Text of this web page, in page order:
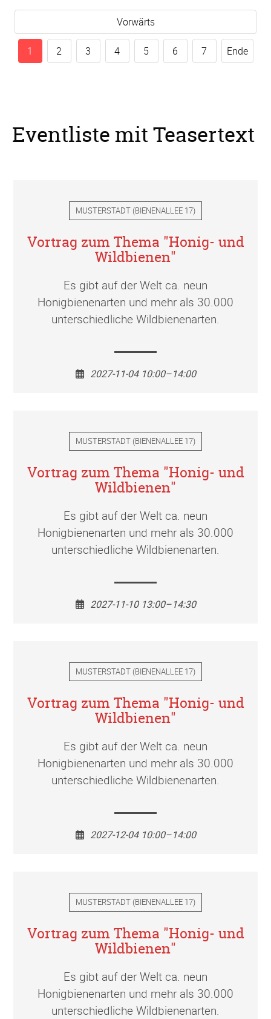
Vorwärts
1 2 3 4 5 6 7 Ende
Eventliste mit Teasertext
MUSTERSTADT (BIENENALLEE 17)
Vortrag zum Thema "Honig- und
Wildbienen"
Es gibt auf der Welt ca. neun
Honigbienenarten und mehr als 30.000
unterschiedliche Wildbienenarten.
2027-11-04 10:00–14:00
MUSTERSTADT (BIENENALLEE 17)
Vortrag zum Thema "Honig- und
Wildbienen"
Es gibt auf der Welt ca. neun
Honigbienenarten und mehr als 30.000
unterschiedliche Wildbienenarten.
2027-11-10 13:00–14:30
MUSTERSTADT (BIENENALLEE 17)
Vortrag zum Thema "Honig- und
Wildbienen"
Es gibt auf der Welt ca. neun
Honigbienenarten und mehr als 30.000
unterschiedliche Wildbienenarten.
2027-12-04 10:00–14:00
MUSTERSTADT (BIENENALLEE 17)
Vortrag zum Thema "Honig- und
Wildbienen"
Es gibt auf der Welt ca. neun
Honigbienenarten und mehr als 30.000
unterschiedliche Wildbienenarten.